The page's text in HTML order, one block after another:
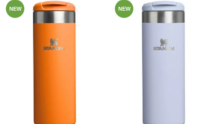
NEW NEW